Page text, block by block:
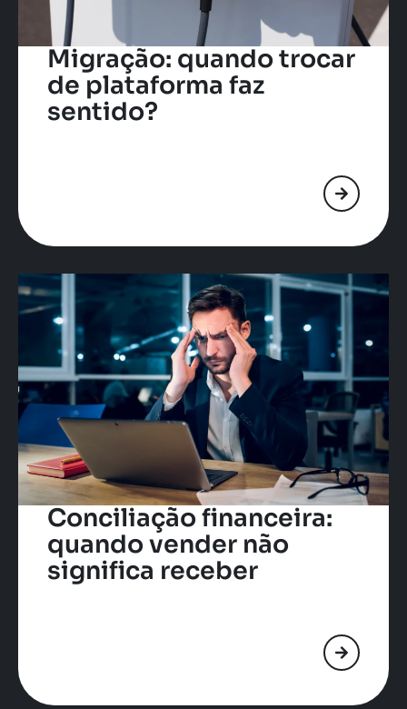
Migração: quando trocar
de plataforma faz
sentido?
Conciliação financeira:
quando vender não
significa receber